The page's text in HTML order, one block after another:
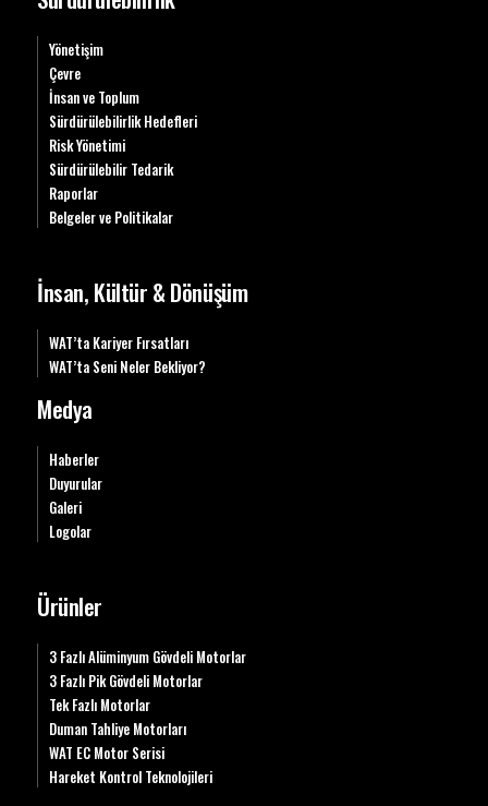
Yönetişim
Çevre
İnsan ve Toplum
Sürdürülebilirlik Hedefleri
Risk Yönetimi
Sürdürülebilir Tedarik
Raporlar
Belgeler ve Politikalar
İnsan, Kültür & Dönüşüm
WAT’ta Kariyer Fırsatları
WAT’ta Seni Neler Bekliyor?
Medya
Haberler
Duyurular
Galeri
Logolar
Ürünler
3 Fazlı Alüminyum Gövdeli Motorlar
3 Fazlı Pik Gövdeli Motorlar
Tek Fazlı Motorlar
Duman Tahliye Motorları
WAT EC Motor Serisi
Hareket Kontrol Teknolojileri